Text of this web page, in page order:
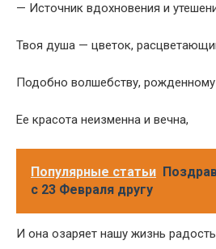
— Источник вдохновения и
Твоя душа — цветок,
Подобно волшебству,
Ее красота неизменна и вечна,
Популярные статьи
с 23 Февраля другу
И она озаряет нашу жизнь